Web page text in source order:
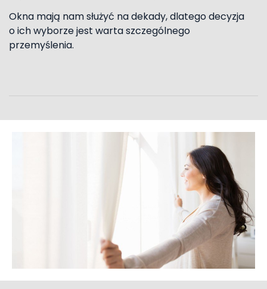
Okna mają nam służyć na dekady, dlatego decyzja
o ich wyborze jest warta szczególnego
przemyślenia.